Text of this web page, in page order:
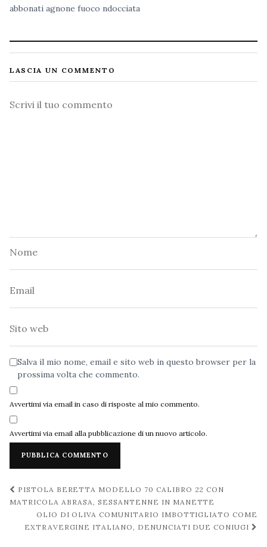
abbonati agnone fuoco ndocciata
LASCIA UN COMMENTO
Commento
Salva il mio nome, email e sito web in questo browser per la
prossima volta che commento.
Avvertimi via email in caso di risposte al mio commento.
Avvertimi via email alla pubblicazione di un nuovo articolo.
Navigazione
post
PISTOLA BERETTA MODELLO 70 CALIBRO 22 CON
MATRICOLA ABRASA, SESSANTENNE IN MANETTE
OLIO DI OLIVA COMUNITARIO IMBOTTIGLIATO COME
EXTRAVERGINE ITALIANO, DENUNCIATI DUE CONIUGI